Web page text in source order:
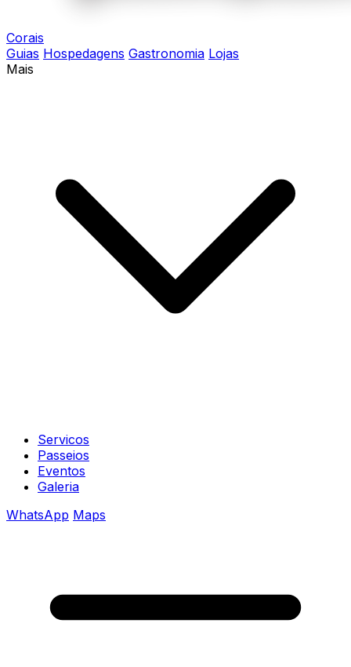
Corais
Guias Hospedagens Gastronomia Lojas
Mais
Servicos
Passeios
Eventos
Galeria
WhatsApp Maps